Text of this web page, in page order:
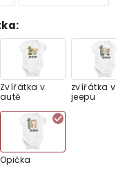
:
Zvířátka v
autě
zvířátka v
jeepu
Opička